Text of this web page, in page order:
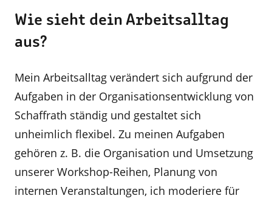
Wie sieht dein Arbeitsalltag
aus?
Mein Arbeitsalltag verändert sich aufgrund der
Aufgaben in der Organisationsentwicklung von
Schaffrath ständig und gestaltet sich
unheimlich flexibel. Zu meinen Aufgaben
gehören z. B. die Organisation und Umsetzung
unserer Workshop-Reihen, Planung von
internen Veranstaltungen, ich moderiere für